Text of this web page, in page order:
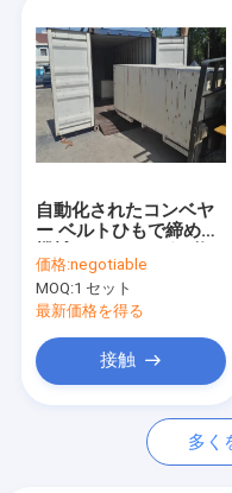
プロダクト
私達について
工場旅行
私達に連絡しなさい
ニュース
引用を要求しなさい
コンベヤー ベルトの
自動化されたコンベヤ
ー ベルトひもで締める
化ビニール ベルトの加
硫機械
価格:negotiable
MOQ:1 セット
最新価格を得る
接触
多く